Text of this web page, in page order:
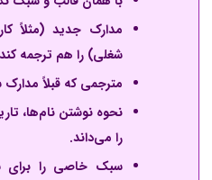
مدارک جدید (مثلاً
شغلی) را هم ترجمه
مترجمی که قبلاً
نحوه نوشتن نام‌ها،
را می‌داند.
سبک خاصی را برای